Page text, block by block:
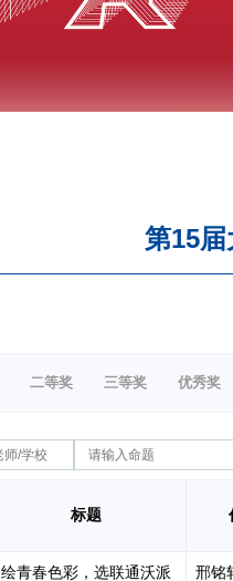
第15
二等奖 三等奖 优秀奖
标题
绘青春色彩，选联通沃派 邢铭